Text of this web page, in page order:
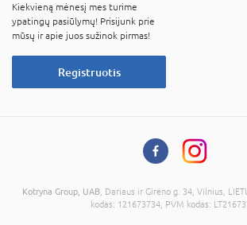
Kiekvieną mėnesį mes turime
ypatingų pasiūlymų! Prisijunk prie
mūsų ir apie juos sužinok pirmas!
Registruotis
Kotryna Group, UAB , Dariaus ir Girėno g. 34, Vilnius,
kodas: 121673734, PVM kodas: